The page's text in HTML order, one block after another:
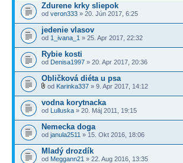
Zdurene krky sliepok
od veron333 » 20. Jún 2017, 6:25
jedenie vlasov
od 1_ivana_1 » 25. Apr 2017, 22:32
Rybie kosti
od Denisa1997 » 20. Apr 2017, 20:36
Obličková diéta u psa
od Karinka337 » 9. Apr 2017, 14:12
vodna korytnacka
od Lulluska » 20. Máj 2011, 19:15
Nemecka doga
od janula2511 » 15. Okt 2016, 18:06
Mladý drozdík
od Meggann21 » 22. Aug 2016, 13:35